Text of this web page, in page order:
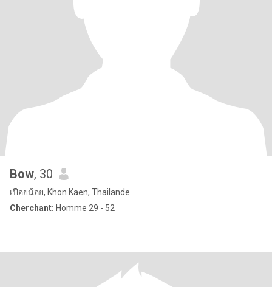
Bow, 30
เปือยน้อย, Khon Kaen, Thailande
Cherchant: Homme 29 - 52